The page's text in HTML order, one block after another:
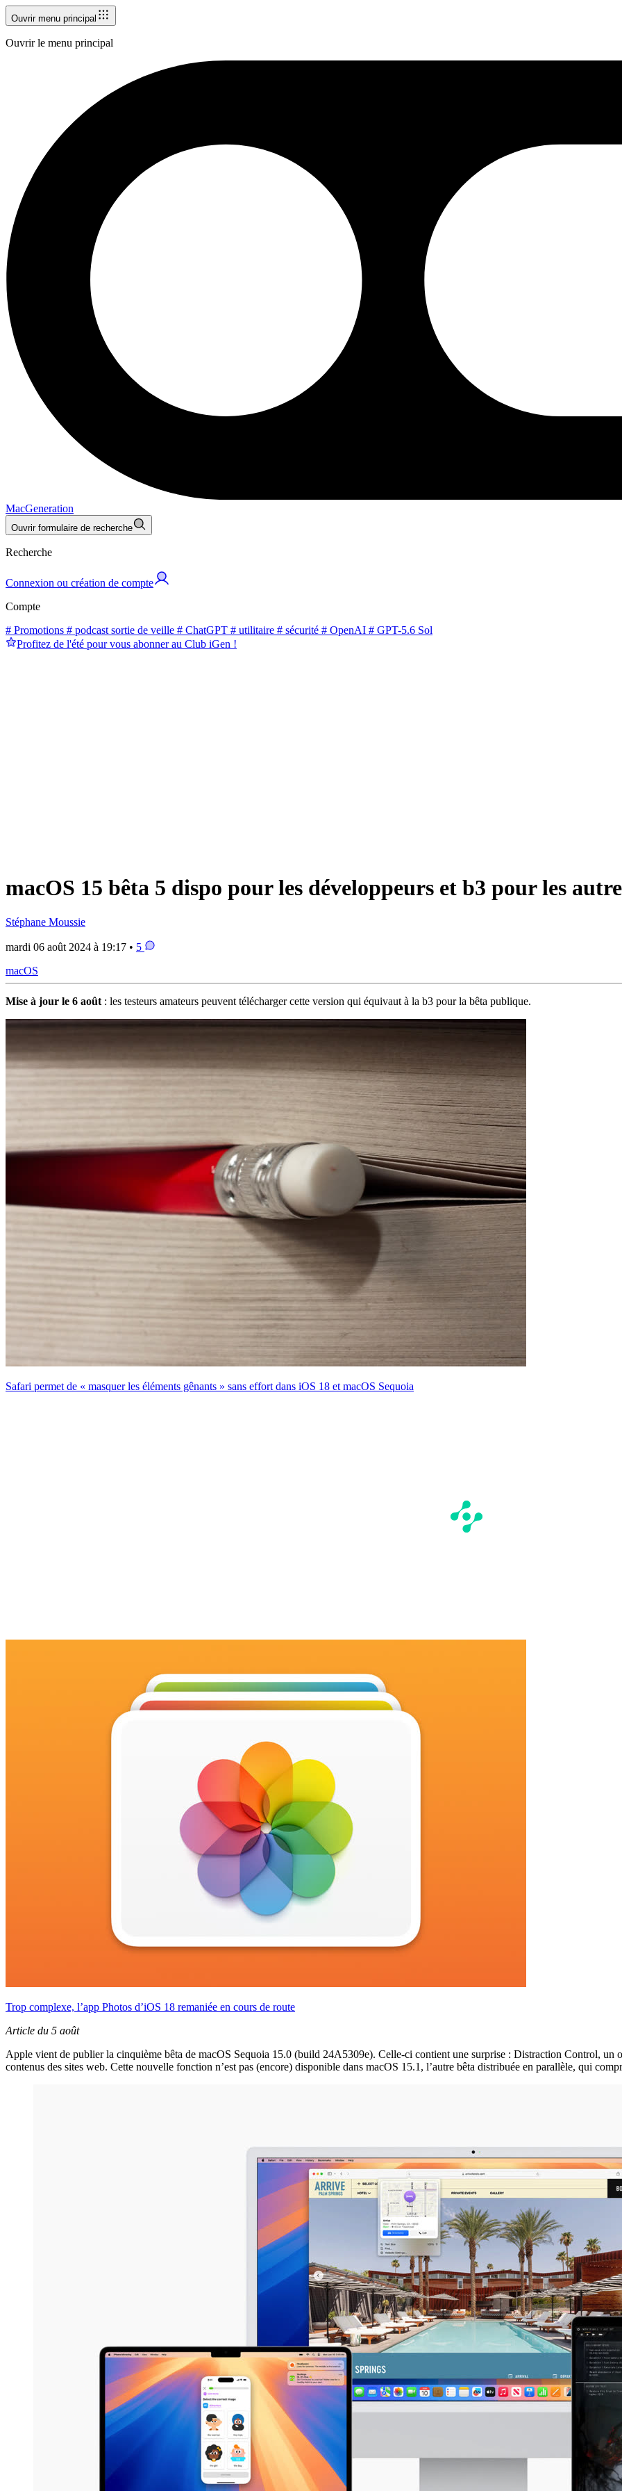
Ouvrir menu principal
Ouvrir le menu principal
MacGeneration
Ouvrir formulaire de recherche
Recherche
Connexion ou création de compte
Compte
# Promotions # podcast sortie de veille # ChatGPT # utilitaire # sécurité # OpenAI # GPT-5.6 Sol
Profitez de l'été pour vous abonner au Club iGen !
macOS 15 bêta 5 dispo pour les développeurs et b3 pour les
Stéphane Moussie
mardi 06 août 2024 à 19:17 • 5
macOS
Mise à jour le 6 août : les testeurs amateurs peuvent télécharger cette version qui équivaut à la b3 pour la bêta publique.
Safari permet de « masquer les éléments gênants » sans effort dans iOS 18 et macOS Sequoia
Trop complexe, l’app Photos d’iOS 18 remaniée en cours de route
Article du 5 août
Apple vient de publier la cinquième bêta de macOS Sequoia 15.0 (build 24A5309e). Celle-ci contient une surprise : Distraction Control, un
contenus des sites web. Cette nouvelle fonction n’est pas (encore) disponible dans macOS 15.1, l’autre bêta distribuée en parallèle, qui